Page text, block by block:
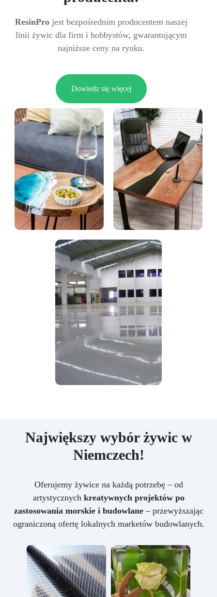
ResinPro jest bezpośrednim producentem naszej
linii żywic dla firm i hobbystów, gwarantującym
najniższe ceny na rynku.
Dowiedz się więcej
Największy wybór żywic w
Niemczech!
Oferujemy żywice na każdą potrzebę – od
artystycznych kreatywnych projektów po
zastosowania morskie i budowlane– przewyższając
ograniczoną ofertę lokalnych marketów budowlanych.